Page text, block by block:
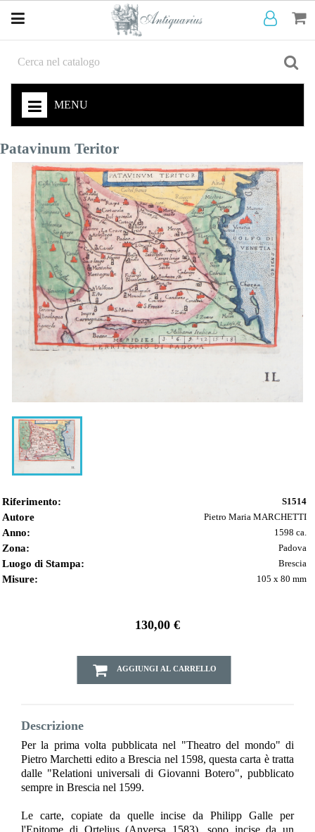
MENU
Patavinum Teritor
Riferimento: S1514
Autore Pietro Maria MARCHETTI
Anno: 1598 ca.
Zona: Padova
Luogo di Stampa: Brescia
Misure: 105 x 80 mm
130,00 €
AGGIUNGI AL CARRELLO
Descrizione
Per la prima volta pubblicata nel "Theatro del mondo" di
Pietro Marchetti edito a Brescia nel 1598, questa carta è tratta
dalle "Relationi universali di Giovanni Botero", pubblicato
sempre in Brescia nel 1599.
Le carte, copiate da quelle incise da Philipp Galle per
l'Epitome di Ortelius (Anversa 1583), sono incise da un